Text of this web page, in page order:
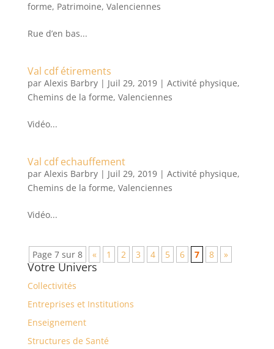
forme, Patrimoine, Valenciennes
Rue d’en bas...
Val cdf étirements
par Alexis Barbry| Juil 29, 2019| Activité physique,
Chemins de la forme, Valenciennes
Vidéo...
Val cdf echauffement
par Alexis Barbry| Juil 29, 2019| Activité physique,
Chemins de la forme, Valenciennes
Vidéo...
Page 7 sur 8 « 1 2 3 4 5 6 7 8 »
Votre Univers
Collectivités
Entreprises et Institutions
Enseignement
Structures de Santé